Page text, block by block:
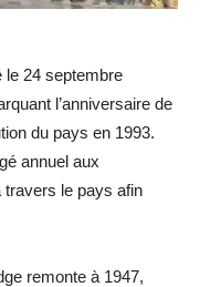
le 24 septembre
l’anniversaire de
du pays en 1993.
annuel aux
le pays afin
remonte à 1947,